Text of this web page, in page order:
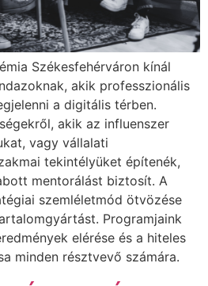
Székesfehérváron kínál
akik professzionális
a digitális térben.
akik az influenszer
vagy vállalati
tekintélyüket építenék,
mentorálást biztosít. A
szemléletmód ötvözése
Programjaink
elérése és a hiteles
minden résztvevő számára.